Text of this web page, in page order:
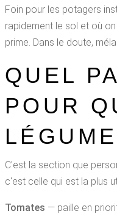
Foin pour les potagers
rapidement le sol et où
prime. Dans le doute,
QUEL
POUR
C'est la section que
c'est celle qui est la plus
Tomates — paille en